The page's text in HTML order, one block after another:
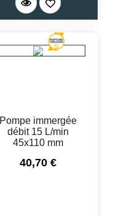
Pompe immergée
débit 15 L/min
45x110 mm
Prix
40,70 €